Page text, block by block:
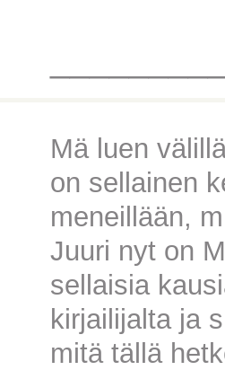
Mä luen
on sellainen
meneillään,
Juuri nyt on
sellaisia
kirjailijalta ja
mitä tällä